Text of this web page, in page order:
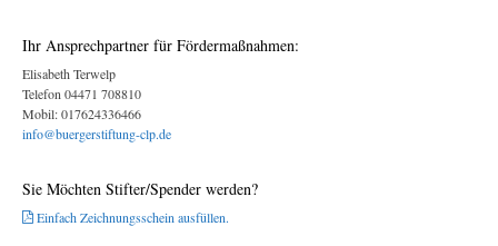
Ihr Ansprechpartner für Fördermaßnahmen:
Elisabeth Terwelp
Telefon 04471 708810
Mobil: 017624336466
info@buergerstiftung-clp.de
Sie Möchten Stifter/Spender werden?
Einfach Zeichnungsschein ausfüllen.